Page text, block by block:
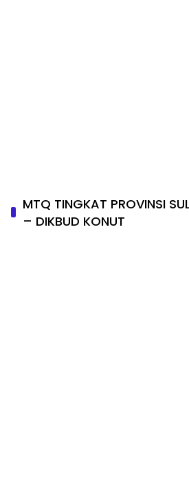
MTQ TINGKAT PROVINSI
– DIKBUD KONUT